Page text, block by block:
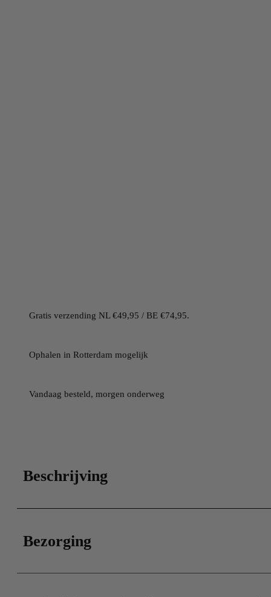
Gratis verzending NL €49,95 / BE €74,95.
Ophalen in Rotterdam mogelijk
Vandaag besteld, morgen onderweg
Beschrijving
Bezorging